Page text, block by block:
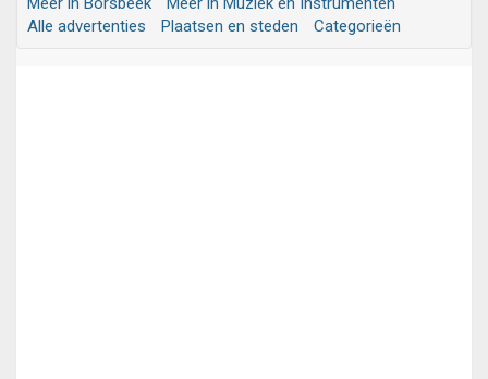
Alle advertenties
Plaatsen en steden Categorieën